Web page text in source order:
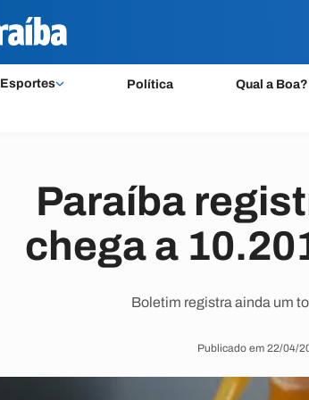
Esportes Política Qual a Boa?
Paraíba
chega a
Boletim registra ainda um
Publicado em 22/04/